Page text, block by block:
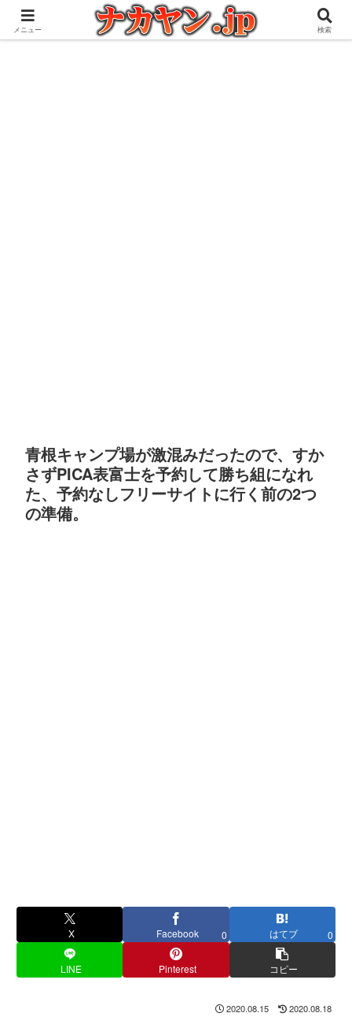
アウトドアとガジェット好きな管理人の愉快な日々を綴るブログ
青根キャンプ場が激混みだったので、すか
さずPICA表富士を予約して勝ち組になれ
た、予約なしフリーサイトに行く前の2つ
の準備。
X Facebook 0 はてブ 0
LINE Pinterest コピー
2020.08.15 2020.08.18
メニュー 検索